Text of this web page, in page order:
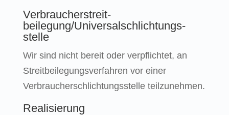
Verbraucher­streit­
beilegung/Universal­schlichtungs­
stelle
Wir sind nicht bereit oder verpflichtet, an
Streitbeilegungsverfahren vor einer
Verbraucherschlichtungsstelle teilzunehmen.
Realisierung